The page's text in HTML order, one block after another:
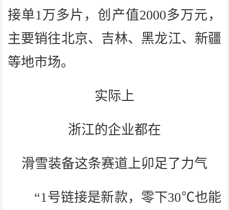
接单1万多片，创产值2000多万元，
主要销往北京、吉林、黑龙江、新疆
等地市场。
实际上
浙江的企业都在
滑雪装备这条赛道上卯足了力气
“1号链接是新款，零下30℃也能